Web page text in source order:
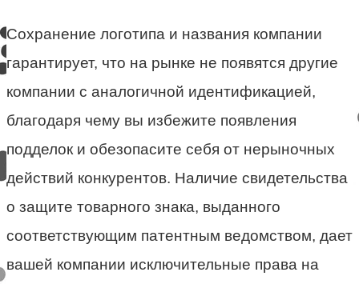
Сохранение логотипа и названия компании
гарантирует, что на рынке не появятся другие
компании с аналогичной идентификацией,
благодаря чему вы избежите появления
подделок и обезопасите себя от нерыночных
действий конкурентов. Наличие свидетельства
о защите товарного знака, выданного
соответствующим патентным ведомством, дает
вашей компании исключительные права на